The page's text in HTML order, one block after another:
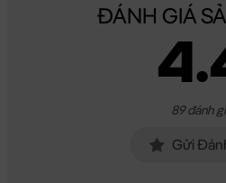
ĐÁNH GIÁ
89 đánh
Gửi